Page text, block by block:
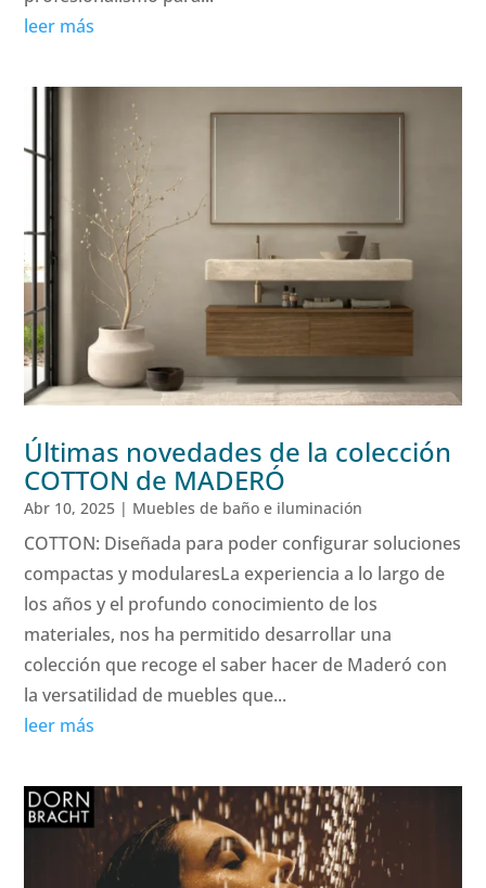
leer más
Últimas novedades de la colección
COTTON de MADERÓ
Abr 10, 2025 | Muebles de baño e iluminación
COTTON: Diseñada para poder configurar soluciones
compactas y modularesLa experiencia a lo largo de
los años y el profundo conocimiento de los
materiales, nos ha permitido desarrollar una
colección que recoge el saber hacer de Maderó con
la versatilidad de muebles que...
leer más